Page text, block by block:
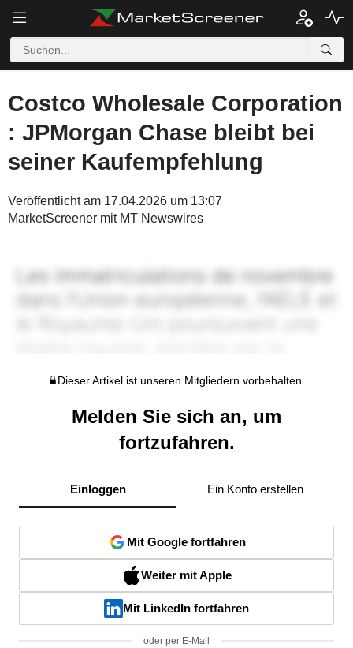
Costco Wholesale Corporation
: JPMorgan Chase bleibt bei
seiner Kaufempfehlung
Veröffentlicht am 17.04.2026 um 13:07
MarketScreener mit MT Newswires
Dieser Artikel ist unseren Mitgliedern vorbehalten.
Melden Sie sich an, um
fortzufahren.
Einloggen Ein Konto erstellen
Mit Google fortfahren
Weiter mit Apple
Mit LinkedIn fortfahren
oder per E-Mail